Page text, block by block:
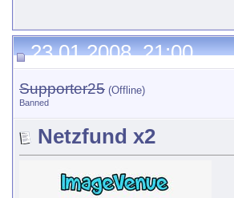
23.01.2008, 21:00
Supporter25 (Offline)
Banned
Netzfund x2